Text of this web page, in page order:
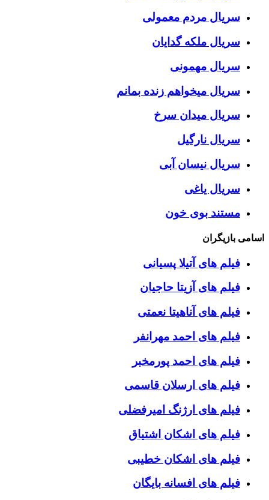
سریال مردم معمولی
سریال ملکه گدایان
سریال مهمونی
سریال میخواهم زنده بمانم
سریال میدان سرخ
سریال نارگیل
سریال نیسان آبی
سریال یاغی
مستند بوی خون
اسامی بازیگران
فیلم های آتیلا پسیانی
فیلم های آزیتا حاجیان
فیلم های آناهیتا نعمتی
فیلم های احمد مهرانفر
فیلم های احمد پورمخبر
فیلم های ارسلان قاسمی
فیلم های ارژنگ امیرفضلی
فیلم های اشکان اشتیاق
فیلم های اشکان خطیبی
فیلم های افسانه بایگان